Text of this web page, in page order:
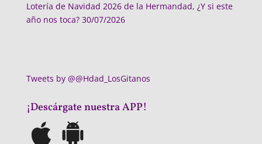
Lotería de Navidad 2026 de la Hermandad, ¿Y si este
año nos toca? 30/07/2026
Tweets by @@Hdad_LosGitanos
¡Descárgate nuestra APP!